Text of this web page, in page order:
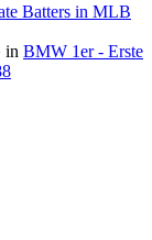
Batters in MLB
in BMW 1er - Erste